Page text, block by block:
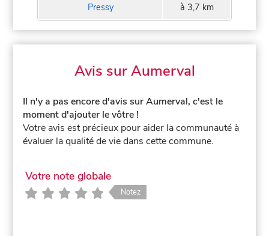
Pressy à 3,7 km
Avis sur Aumerval
Il n'y a pas encore d'avis sur Aumerval, c'est le
moment d'ajouter le vôtre !
Votre avis est précieux pour aider la communauté à
évaluer la qualité de vie dans cette commune.
Votre note globale
Notez